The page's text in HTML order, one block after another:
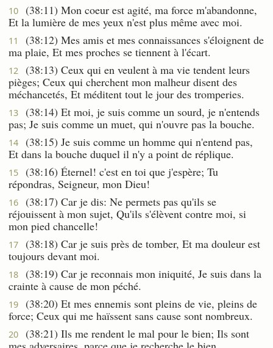
10
(38:11) Mon coeur est agité, ma force m'abandonne,
Et la lumière de mes yeux n'est plus même avec moi.
11
(38:12) Mes amis et mes connaissances s'éloignent de
ma plaie, Et mes proches se tiennent à l'écart.
12
(38:13) Ceux qui en veulent à ma vie tendent leurs
pièges; Ceux qui cherchent mon malheur disent des
méchancetés, Et méditent tout le jour des tromperies.
13
(38:14) Et moi, je suis comme un sourd, je n'entends
pas; Je suis comme un muet, qui n'ouvre pas la bouche.
14
(38:15) Je suis comme un homme qui n'entend pas,
Et dans la bouche duquel il n'y a point de réplique.
15
(38:16) Éternel! c'est en toi que j'espère; Tu
répondras, Seigneur, mon Dieu!
16
(38:17) Car je dis: Ne permets pas qu'ils se
réjouissent à mon sujet, Qu'ils s'élèvent contre moi, si
mon pied chancelle!
17
(38:18) Car je suis près de tomber, Et ma douleur est
toujours devant moi.
18
(38:19) Car je reconnais mon iniquité, Je suis dans la
crainte à cause de mon péché.
19
(38:20) Et mes ennemis sont pleins de vie, pleins de
force; Ceux qui me haïssent sans cause sont nombreux.
20
(38:21) Ils me rendent le mal pour le bien; Ils sont